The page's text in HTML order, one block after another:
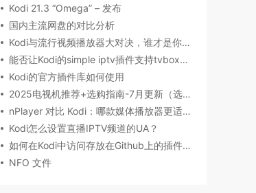
Kodi 21.3 “Omega” – 发布
国内主流网盘的对比分析
Kodi与流行视频播放器大对决，谁才是你的菜？
能否让Kodi的simple iptv插件支持tvbox的源
Kodi的官方插件库如何使用
2025电视机推荐+选购指南-7月更新（选购要点，产品型号，品牌推荐，有无开机广告等）丨索尼、海信/Vidda、雷鸟、小米、TCL、华为电视哪个牌子好？
nPlayer 对比 Kodi：哪款媒体播放器更适合你？
Kodi怎么设置直播IPTV频道的UA？
如何在Kodi中访问存放在Github上的插件文件
NFO 文件